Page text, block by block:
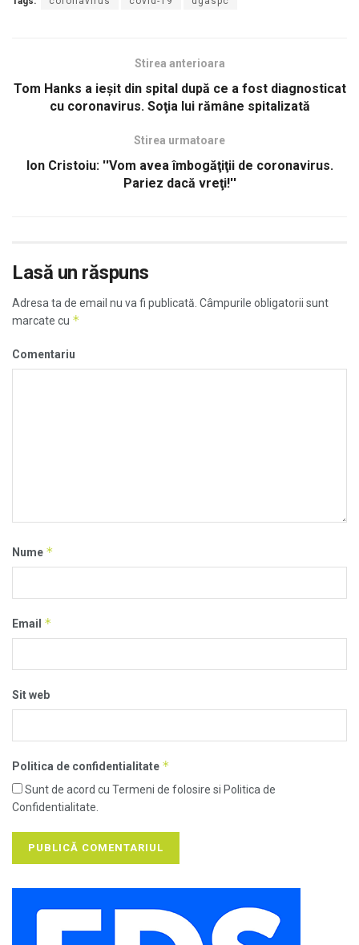
Stirea anterioara
Tom Hanks a ieşit din spital după ce a fost diagnosticat
cu coronavirus. Soţia lui rămâne spitalizată
Stirea urmatoare
Ion Cristoiu: ''Vom avea îmbogăţiţii de coronavirus.
Pariez dacă vreţi!''
Lasă un răspuns
Adresa ta de email nu va fi publicată. Câmpurile obligatorii sunt
marcate cu *
Comentariu
Nume *
Email *
Sit web
Politica de confidentialitate *
Sunt de acord cu Termeni de folosire si Politica de
Confidentialitate.